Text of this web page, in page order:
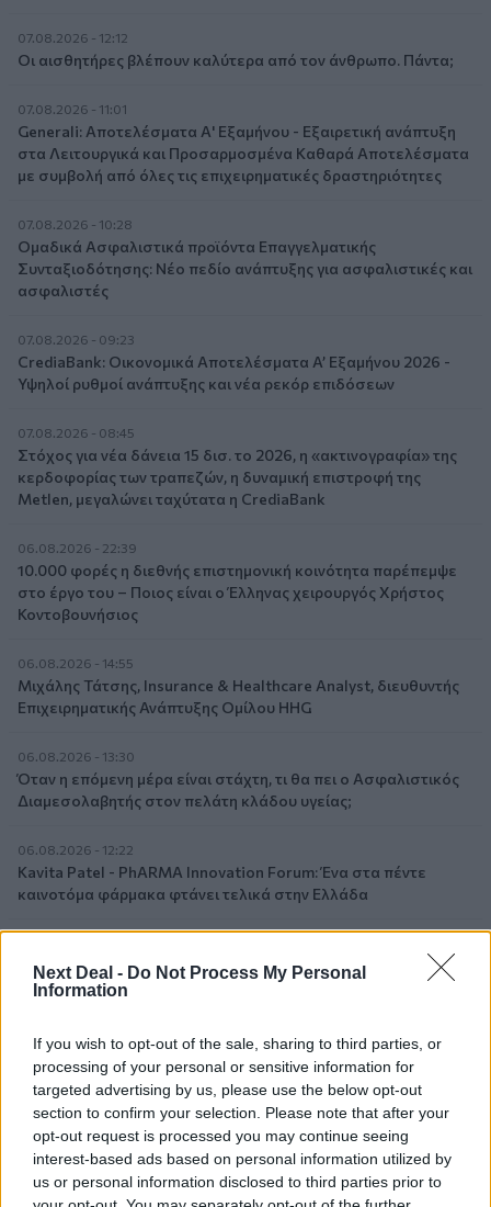
Next Deal - Do Not Process My Personal
Information
If you wish to opt-out of the sale, sharing to third parties, or
processing of your personal or sensitive information for
targeted advertising by us, please use the below opt-out
section to confirm your selection. Please note that after your
opt-out request is processed you may continue seeing
interest-based ads based on personal information utilized by
us or personal information disclosed to third parties prior to
07.08.2026 - 12:12
Οι αισθητήρες βλέπουν καλύτερα από τον άνθρωπο. Πάντα;
07.08.2026 - 11:01
Generali: Αποτελέσματα Α' Εξαμήνου - Εξαιρετική ανάπτυξη
στα Λειτουργικά και Προσαρμοσμένα Καθαρά Αποτελέσματα
με συμβολή από όλες τις επιχειρηματικές δραστηριότητες
07.08.2026 - 10:28
Ομαδικά Ασφαλιστικά προϊόντα Επαγγελματικής
Συνταξιοδότησης: Νέο πεδίο ανάπτυξης για ασφαλιστικές και
ασφαλιστές
07.08.2026 - 09:23
CrediaBank: Οικονομικά Αποτελέσματα A’ Εξαμήνου 2026 -
Υψηλοί ρυθμοί ανάπτυξης και νέα ρεκόρ επιδόσεων
07.08.2026 - 08:45
Στόχος για νέα δάνεια 15 δισ. το 2026, η «ακτινογραφία» της
κερδοφορίας των τραπεζών, η δυναμική επιστροφή της
Metlen, μεγαλώνει ταχύτατα η CrediaBank
06.08.2026 - 22:39
10.000 φορές η διεθνής επιστημονική κοινότητα παρέπεμψε
στο έργο του – Ποιος είναι ο Έλληνας χειρουργός Χρήστος
Κοντοβουνήσιος
06.08.2026 - 14:55
Μιχάλης Τάτσης, Insurance & Healthcare Analyst, διευθυντής
Επιχειρηματικής Ανάπτυξης Ομίλου HHG
06.08.2026 - 13:30
Όταν η επόμενη μέρα είναι στάχτη, τι θα πει ο Ασφαλιστικός
Διαμεσολαβητής στον πελάτη κλάδου υγείας;
06.08.2026 - 12:22
Kavita Patel - PhARMA Innovation Forum: Ένα στα πέντε
καινοτόμα φάρμακα φτάνει τελικά στην Ελλάδα
Μείωση ασφαλιστικών εισφορών ύψους 240 εκατ. ευρώ
ζητούν οι έμποροι από την Κυβέρνηση
06.08.2026 - 10:45
Ευρώπη: Μπορεί η κλιματική αλλαγή να οδηγήσει σε
ενεργειακή κρίση;
06.08.2026 - 09:15
Στέλιος Λιανός – INTERAMERICAN / Αθηναϊκή Γενική Κλινική
06.08.2026 - 08:40